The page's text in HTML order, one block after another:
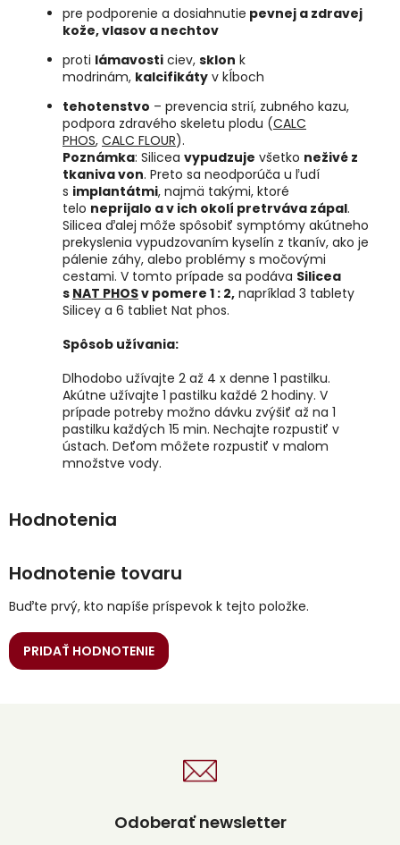
pre podporenie a dosiahnutie pevnej a zdravej
kože, vlasov a nechtov
proti lámavosti ciev, sklon k
modrinám, kalcifikáty v kĺboch
tehotenstvo – prevencia strií, zubného kazu,
podpora zdravého skeletu plodu (CALC
PHOS, CALC FLOUR).
Poznámka: Silicea vypudzuje všetko neživé z
tkaniva von. Preto sa neodporúča u ľudí
s implantátmi, najmä takými, ktoré
telo neprijalo a v ich okolí pretrváva zápal.
Silicea ďalej môže spôsobiť symptómy akútneho
prekyslenia vypudzovaním kyselín z tkanív, ako je
pálenie záhy, alebo problémy s močovými
cestami. V tomto prípade sa podáva Silicea
s NAT PHOSv pomere 1 : 2, napríklad 3 tablety
Silicey a 6 tabliet Nat phos.
Spôsob užívania:
Dlhodobo užívajte 2 až 4 x denne 1 pastilku.
Akútne užívajte 1 pastilku každé 2 hodiny. V
prípade potreby možno dávku zvýšiť až na 1
pastilku každých 15 min. Nechajte rozpustiť v
ústach. Deťom môžete rozpustiť v malom
množstve vody.
Hodnotenie tovaru
Buďte prvý, kto napíše príspevok k tejto položke.
PRIDAŤ HODNOTENIE
Odoberať newsletter